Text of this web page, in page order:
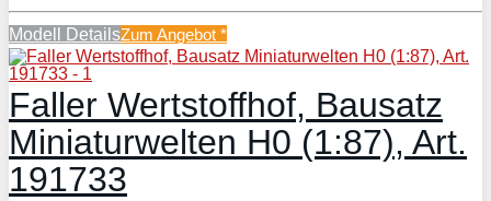
Modell DetailsZum Angebot *
Faller Wertstoffhof, Bausatz
Miniaturwelten H0 (1:87), Art.
191733